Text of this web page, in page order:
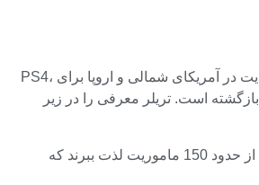
در نهایت در آمریکای شمالی و اروپا برای PS4،
PS5 و PC در دسترس است. این بازی که توسط Sandlot توسعه داده شده است، به وقایع نسخه قبلی خود ادامه می دهد و زمین تقریباً ویران شده است و Primers بازگشته است. تریلر معرفی را در زیر
اکنون که بشریت تقریباً منقرض شده است، EDF داستانی است درباره بازگشت به گذشته و تلاش برای تغییر تاریخ. گفتنش راحت تر از انجام دادن بازیکنان می توانند از حدود 150 ماموریت لذت ببرند که